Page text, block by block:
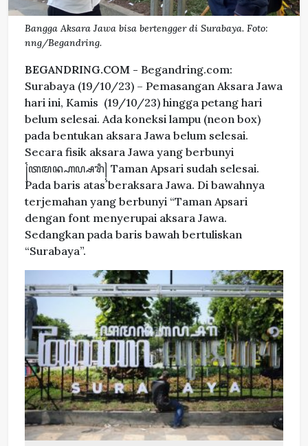
Bangga Aksara Jawa bisa bertengger di Surabaya. Foto:
nng/Begandring.
BEGANDRING.COM - Begandring.com:
Surabaya (19/10/23) – Pemasangan Aksara Jawa
hari ini, Kamis (19/10/23) hingga petang hari
belum selesai. Ada koneksi lampu (neon box)
pada bentukan aksara Jawa belum selesai.
Secara fisik aksara Jawa yang berbunyi
꧌ꦠꦩꦤ꧀ꦲꦥ꧀ꦱꦫꦶ꧍ Taman Apsari sudah selesai.
Pada baris atas beraksara Jawa. Di bawahnya
terjemahan yang berbunyi “Taman Apsari
dengan font menyerupai aksara Jawa.
Sedangkan pada baris bawah bertuliskan
“Surabaya”.